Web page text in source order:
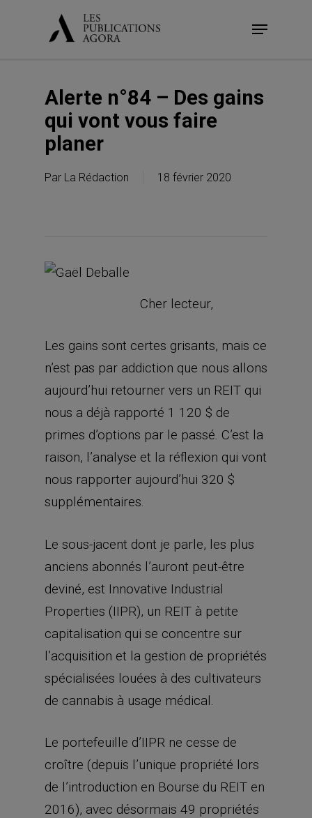
Menu
Alerte n°84 – Des gains
qui vont vous faire
planer
Par La Rédaction 18 février 2020
Cher lecteur,
Les gains sont certes grisants, mais ce
n’est pas par addiction que nous allons
aujourd’hui retourner vers un REIT qui
nous a déjà rapporté 1 120 $ de
primes d’options par le passé. C’est la
raison, l’analyse et la réflexion qui vont
nous rapporter aujourd’hui 320 $
supplémentaires.
Le sous-jacent dont je parle, les plus
anciens abonnés l’auront peut-être
deviné, est Innovative Industrial
Properties (IIPR), un REIT à petite
capitalisation qui se concentre sur
l’acquisition et la gestion de propriétés
spécialisées louées à des cultivateurs
de cannabis à usage médical.
Le portefeuille d’IIPR ne cesse de
croître (depuis l’unique propriété lors
de l’introduction en Bourse du REIT en
2016), avec désormais 49 propriétés